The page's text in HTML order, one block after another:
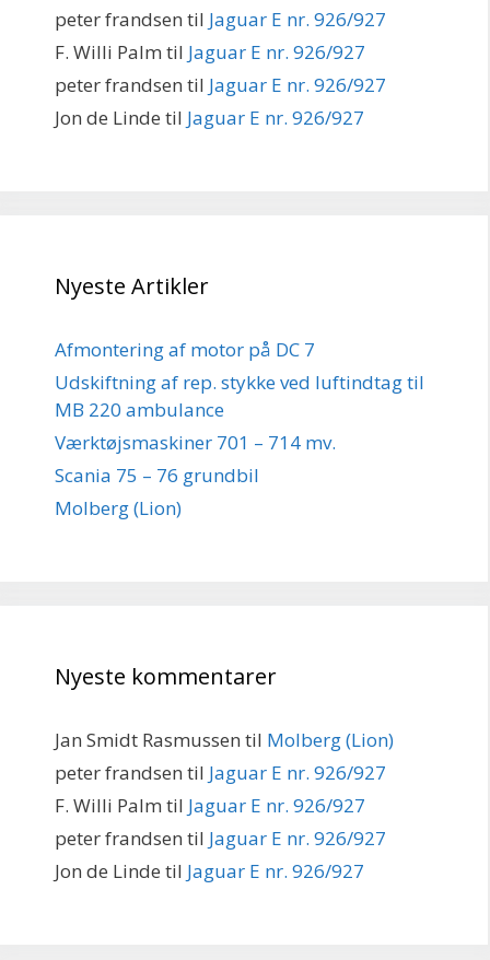
peter frandsen til Jaguar E nr. 926/927
F. Willi Palm til Jaguar E nr. 926/927
peter frandsen til Jaguar E nr. 926/927
Jon de Linde til Jaguar E nr. 926/927
Nyeste Artikler
Afmontering af motor på DC 7
Udskiftning af rep. stykke ved luftindtag til
MB 220 ambulance
Værktøjsmaskiner 701 – 714 mv.
Scania 75 – 76 grundbil
Molberg (Lion)
Nyeste kommentarer
Jan Smidt Rasmussen til Molberg (Lion)
peter frandsen til Jaguar E nr. 926/927
F. Willi Palm til Jaguar E nr. 926/927
peter frandsen til Jaguar E nr. 926/927
Jon de Linde til Jaguar E nr. 926/927